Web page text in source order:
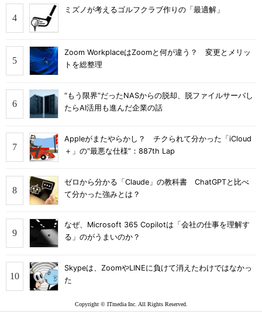
ミズノが考えるゴルフクラブ作りの「最適解」
Zoom WorkplaceはZoomと何が違う？ 変更とメリッ
トを総整理
“もう限界”だったNASからの脱却、脱ファイルサーバし
たらAI活用も進んだ企業の話
Appleがまたやらかし？ チクられて分かった「iCloud
＋」の“最悪な仕様”：887th Lap
ゼロから分かる「Claude」の教科書 ChatGPTと比べ
て分かった強みとは？
なぜ、Microsoft 365 Copilotは「会社の仕事を理解す
る」のがうまいのか？
Skypeは、ZoomやLINEに負けて消えたわけではなかっ
た
Copyright © ITmedia Inc. All Rights Reserved.